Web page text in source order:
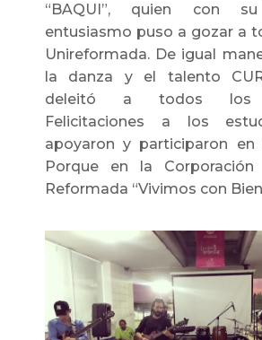
“BAQUI”, quien con
entusiasmo puso a gozar a
Unireformada. De igual
la danza y el talento
deleitó a todos los
Felicitaciones a los
apoyaron y participaron en
Porque en la Corporación
Reformada “Vivimos con